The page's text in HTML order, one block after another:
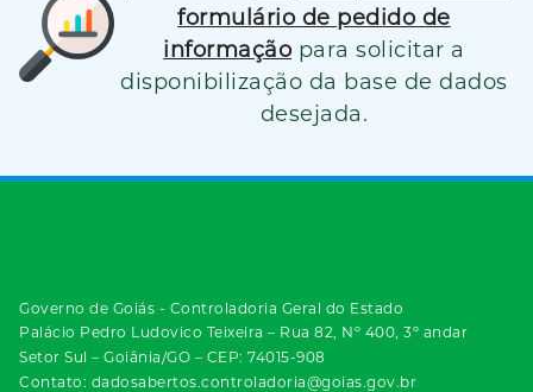
formulário de pedido de
informação para solicitar a
disponibilização da base de dados
desejada.
Governo de Goiás - Controladoria Geral do Estado
Palácio Pedro Ludovico Teixeira – Rua 82, Nº 400, 3º andar
Setor Sul – Goiânia/GO – CEP: 74015-908
Contato: dadosabertos.controladoria@goias.gov.br